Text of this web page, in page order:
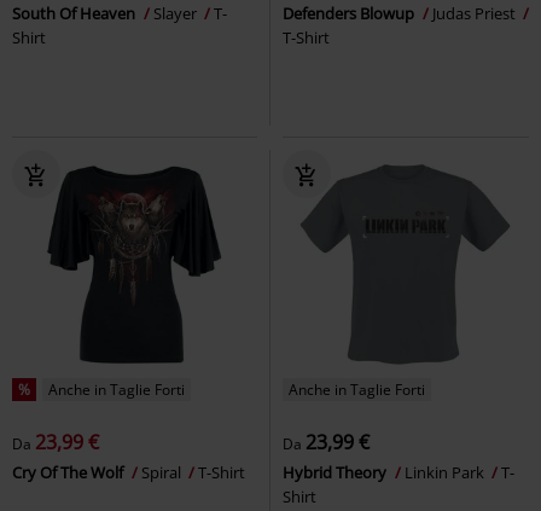
South Of Heaven Slayer
T-
Shirt
Defenders Blowup
Judas Priest
T-Shirt
% Anche in Taglie Forti
Da 23,99 €
Cry Of The Wolf Spiral T-Shirt
Anche in Taglie Forti
Da 23,99 €
Hybrid Theory Linkin Park
T-
Shirt